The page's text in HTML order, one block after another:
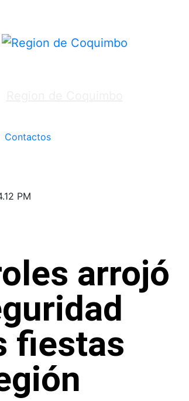
Contactos
arrojó
fiestas